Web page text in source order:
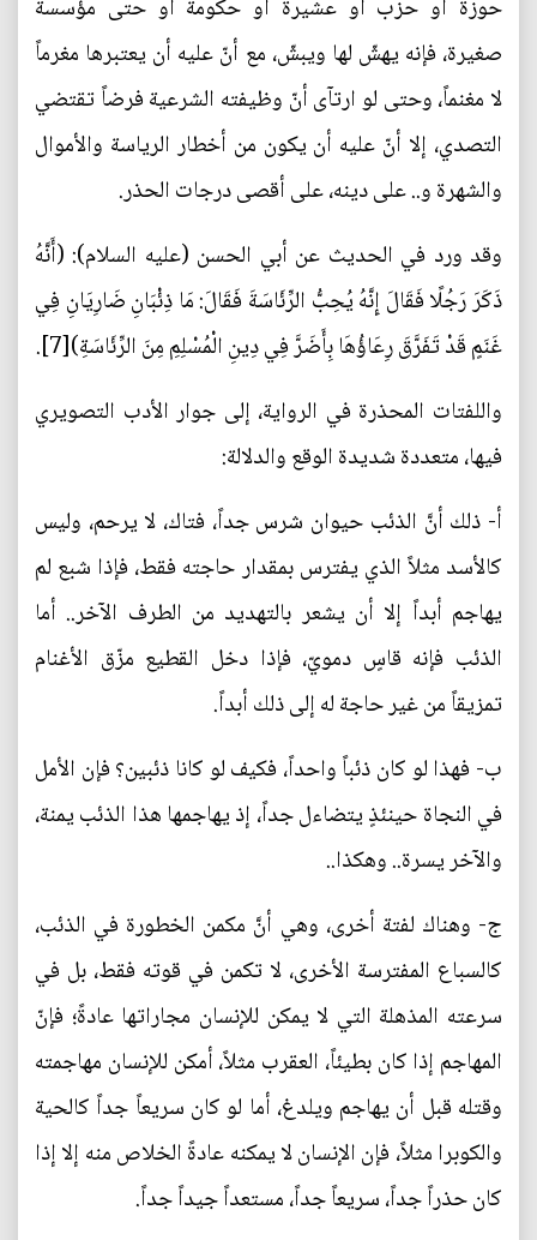
حوزة أو حزب أو عشيرة أو حكومة أو حتى مؤسسة
صغيرة، فإنه يهشّ لها ويبشّ، مع أنّ عليه أن يعتبرها مغرماً
لا مغنماً، وحتى لو ارتآى أنّ وظيفته الشرعية فرضاً تقتضي
التصدي، إلا أنّ عليه أن يكون من أخطار الرياسة والأموال
والشهرة و.. على دينه، على أقصى درجات الحذر.
وقد ورد في الحديث عن أبي الحسن (عليه السلام): (أَنَّهُ
ذَكَرَ رَجُلًا فَقَالَ إِنَّهُ يُحِبُّ الرِّئَاسَةَ فَقَالَ: مَا ذِئْبَانِ‏ ضَارِيَانِ‏ فِي‏
غَنَمٍ‏ قَدْ تَفَرَّقَ رِعَاؤُهَا بِأَضَرَّ فِي دِينِ الْمُسْلِمِ مِنَ الرِّئَاسَةِ)[7].
واللفتات المحذرة في الرواية، إلى جوار الأدب التصويري
فيها، متعددة شديدة الوقع والدلالة:
أ- ذلك أنَّ الذئب حيوان شرس جداً، فتاك، لا يرحم، وليس
كالأسد مثلاً الذي يفترس بمقدار حاجته فقط، فإذا شبع لم
يهاجم أبداً إلا أن يشعر بالتهديد من الطرف الآخر.. أما
الذئب فإنه قاسٍ دمويّ، فإذا دخل القطيع مزّق الأغنام
تمزيقاً من غير حاجة له إلى ذلك أبداً.
ب- فهذا لو كان ذئباً واحداً، فكيف لو كانا ذئبين؟ فإن الأمل
في النجاة حينئذٍ يتضاءل جداً، إذ يهاجمها هذا الذئب يمنة،
والآخر يسرة.. وهكذا..
ج- وهناك لفتة أخرى، وهي أنَّ مكمن الخطورة في الذئب،
كالسباع المفترسة الأخرى، لا تكمن في قوته فقط، بل في
سرعته المذهلة التي لا يمكن للإنسان مجاراتها عادةً؛ فإنّ
المهاجم إذا كان بطيئاً، العقرب مثلاً، أمكن للإنسان مهاجمته
وقتله قبل أن يهاجم ويلدغ، أما لو كان سريعاً جداً كالحية
والكوبرا مثلاً، فإن الإنسان لا يمكنه عادةً الخلاص منه إلا إذا
كان حذراً جداً، سريعاً جداً، مستعداً جيداً جداً.